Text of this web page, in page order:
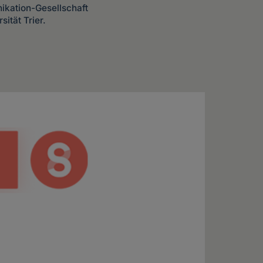
Gesellschaft
Trier.